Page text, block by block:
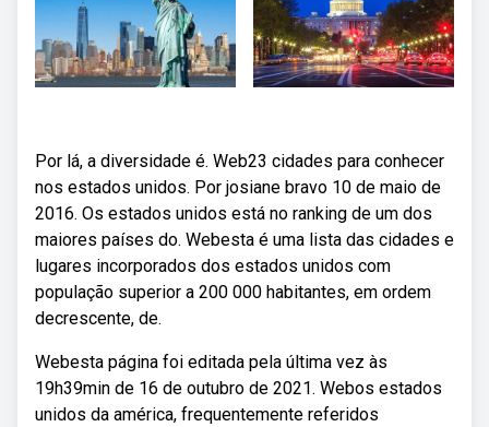
Por lá, a diversidade é. Web23 cidades para conhecer
nos estados unidos. Por josiane bravo 10 de maio de
2016. Os estados unidos está no ranking de um dos
maiores países do. Webesta é uma lista das cidades e
lugares incorporados dos estados unidos com
população superior a 200 000 habitantes, em ordem
decrescente, de.
Webesta página foi editada pela última vez às
19h39min de 16 de outubro de 2021. Webos estados
unidos da américa, frequentemente referidos